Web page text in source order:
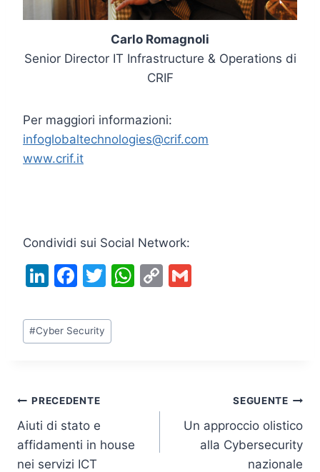
Carlo Romagnoli
Senior Director IT Infrastructure & Operations di
CRIF
Per maggiori informazioni:
infoglobaltechnologies@crif.com
www.crif.it
Condividi sui Social Network:
Li
k
e
n
F
c
e
o
o
k
T
itt
er
W C
Tag
articolo:
#Cyber Security
Navigazione
articoli
PRECEDENTE
Aiuti di stato e
affidamenti in house
nei servizi ICT
SEGUENTE
Un approccio olistico
alla Cybersecurity
nazionale